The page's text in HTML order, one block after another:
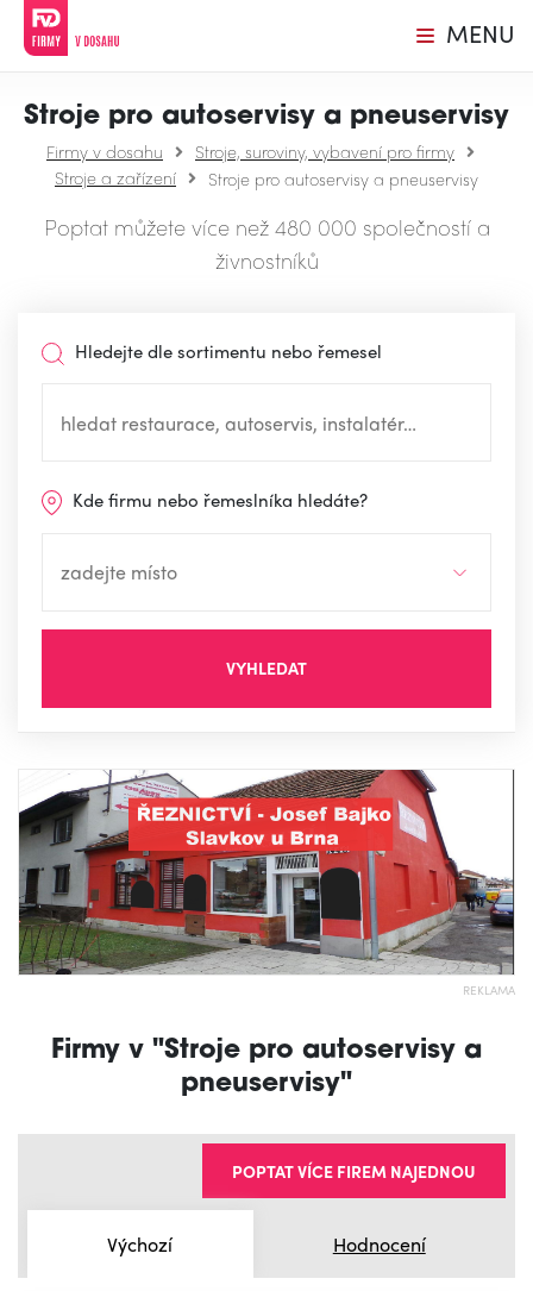
MENU
Stroje pro autoservisy a pneuservisy
Firmy v dosahu
Stroje, suroviny, vybavení pro firmy
Stroje a zařízení
Stroje pro autoservisy a pneuservisy
Poptat můžete více než 480 000 společností a
živnostníků
Hledejte dle sortimentu nebo řemesel
Kde firmu nebo řemeslníka hledáte?
VYHLEDAT
REKLAMA
Firmy v "Stroje pro autoservisy a
pneuservisy"
Výchozí Hodnocení
POPTAT VÍCE FIREM NAJEDNOU